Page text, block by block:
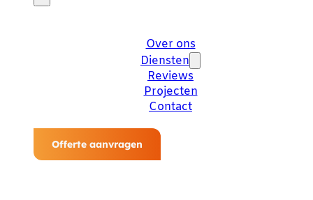
Over ons
Diensten
Reviews
Projecten
Contact
Offerte aanvragen